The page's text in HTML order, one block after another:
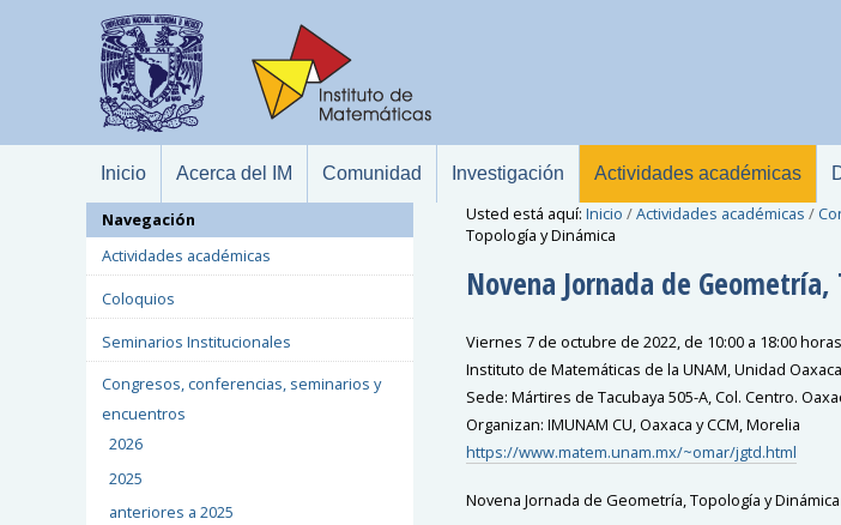
Inicio Acerca del IM Comunidad Investigación Actividades académicas
Usted está aquí: Inicio /Actividades académicas /
Topología y Dinámica
Novena Jornada de
Viernes 7 de octubre de 2022, de 10:00 a 18:00 horas
Instituto de Matemáticas de la UNAM, Unidad Oaxaca
Sede: Mártires de Tacubaya 505-A, Col. Centro.
Organizan: IMUNAM CU, Oaxaca y CCM, Morelia
https://www.matem.unam.mx/~omar/jgtd.html
Novena Jornada de Geometría, Topología y Dinámica
Navegación
Actividades académicas
Coloquios
Seminarios Institucionales
Congresos, conferencias, seminarios y
encuentros
2026
2025
anteriores a 2025